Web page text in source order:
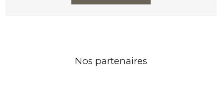
Nos partenaires